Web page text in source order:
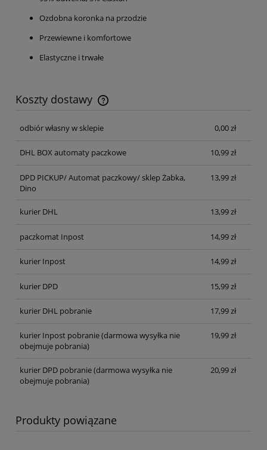
Ozdobna koronka na przodzie
Przewiewne i komfortowe
Elastyczne i trwałe
Koszty dostawy
Cena nie zawiera ewentualnych kosztów płatności
odbiór własny w sklepie
0,00 zł
DHL BOX automaty paczkowe 10,99 zł
DPD PICKUP/ Automat paczkowy/ sklep Żabka,
Dino
13,99 zł
kurier DHL 13,99 zł
paczkomat Inpost 14,99 zł
kurier Inpost 14,99 zł
kurier DPD 15,99 zł
kurier DHL pobranie 17,99 zł
kurier Inpost pobranie(darmowa wysyłka nie
obejmuje pobrania)
19,99 zł
kurier DPD pobranie(darmowa wysyłka nie
obejmuje pobrania)
20,99 zł
Produkty powiązane